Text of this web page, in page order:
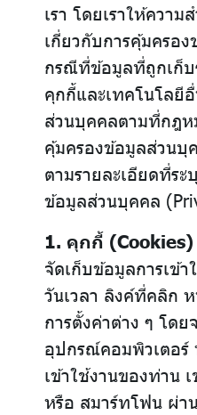
เรา โดยเราให้ควา
เกี่ยวกับการคุ้มครอ
กรณีที่ข้อมูลที่ถูกเก็บ
คุกกี้และเทคโนโลยี
ส่วนบุคคลตามที่กฎห
คุ้มครองข้อมูลส่วนบุ
ตามรายละเอียดที่ร
ข้อมูลส่วนบุคคล
1. คุกกี้ (Cookies)
จัดเก็บข้อมูลการเข้า
วันเวลา ลิงค์ที่คลิก
การตั้งค่าต่าง ๆ โด
อุปกรณ์คอมพิวเตอร์
เข้าใช้งานของท่าน
หรือ สมาร์ทโฟน ผ่า